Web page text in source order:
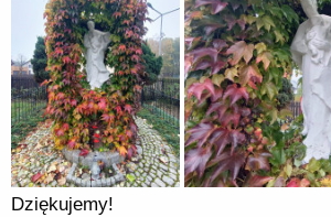
Dziękujemy!